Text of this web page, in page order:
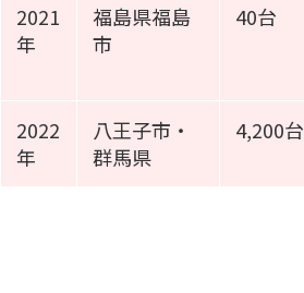
2021
年
福島県福島
市
40台
2022
年
八王子市・
群馬県
4,200台